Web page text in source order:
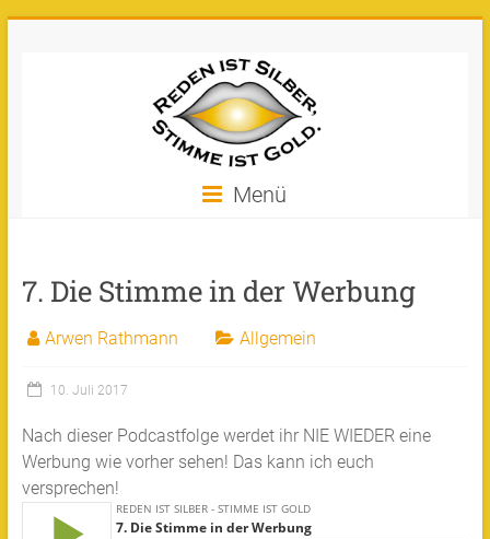
zu
Menü
7. Die Stimme in der Werbung
Arwen Rathmann Allgemein
10. Juli 2017
Nach dieser Podcastfolge werdet ihr NIE WIEDER eine
Werbung wie vorher sehen! Das kann ich euch
versprechen!